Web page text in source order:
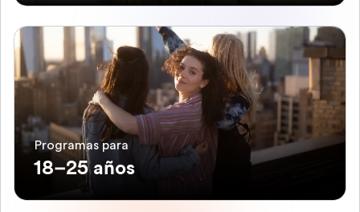
Programas para
18–25 años